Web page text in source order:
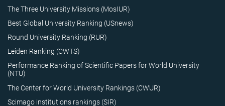
The Three University Missions (MosIUR)
Best Global University Ranking (USnews)
Round University Ranking (RUR)
Leiden Ranking (CWTS)
Performance Ranking of Scientific Papers for World University
(NTU)
The Center for World University Rankings (CWUR)
Scimago institutions rankings (SIR)